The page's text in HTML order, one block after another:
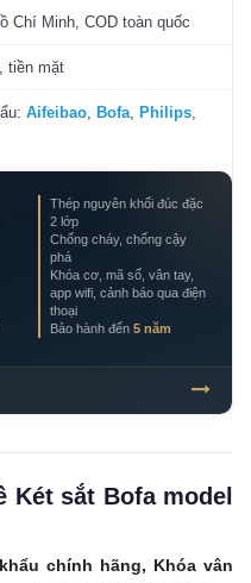
Chí Minh, COD toàn quốc
tiền mặt
Aifeibao Bofa Philips
Thép nguyên khối đúc đặc
2 lớp
Chống cháy, chống cậy
phá
Khóa cơ, mã số, vân tay,
app wifi, cảnh báo qua điện
thoại
Bảo hành đến 5 năm
Két sắt Bofa model
chính hãng, Khóa vân